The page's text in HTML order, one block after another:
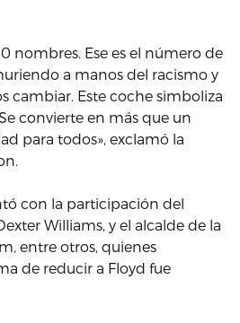
nombres. Ese es el número de
a manos del racismo y
cambiar. Este coche simboliza
convierte en más que un
para todos», exclamó la
con la participación del
Williams, y el alcalde de la
entre otros, quienes
de reducir a Floyd fue